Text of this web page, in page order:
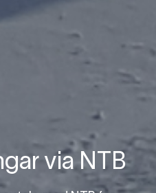
via NTB